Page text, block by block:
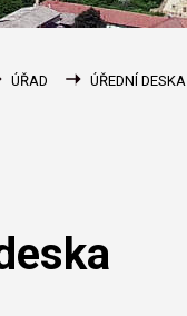
ÚŘAD ÚŘEDNÍ DESKA